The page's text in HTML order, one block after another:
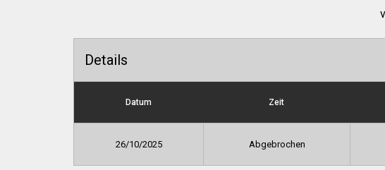
Details
Datum Zeit
26/10/2025 Abgebrochen